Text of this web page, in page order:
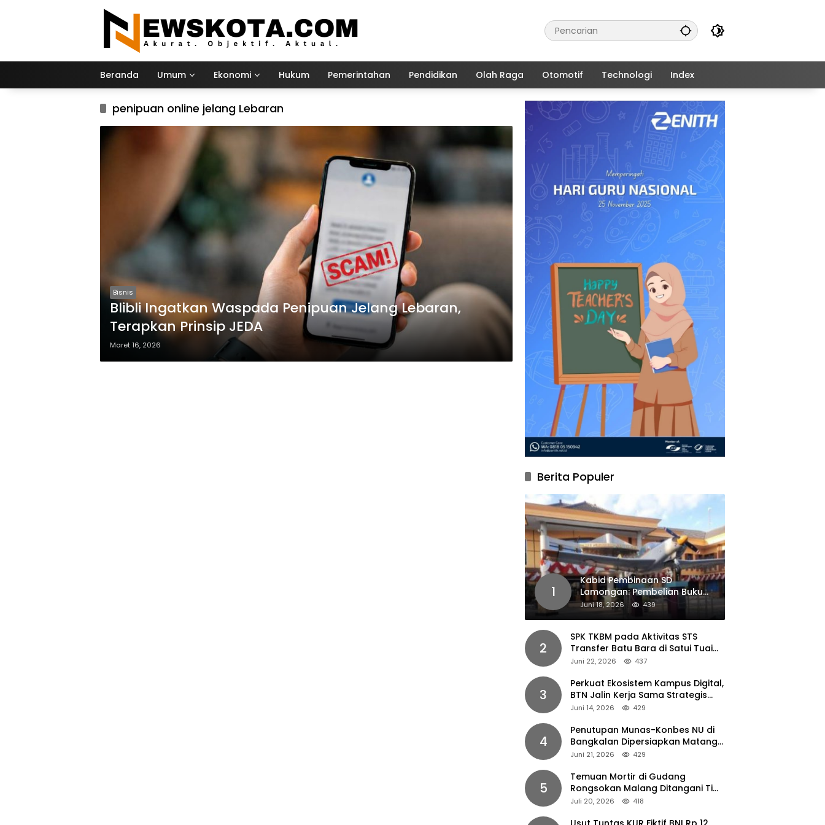
Beranda Umum Ekonomi Hukum Pemerintahan Pendidikan Olah Raga Otomotif Technologi Index
penipuan online jelang Lebaran
Bisnis
Blibli Ingatkan Waspada Penipuan Jelang Lebaran,
Terapkan Prinsip JEDA
Maret 16, 2026
Berita Populer
1
Kabid Pembinaan SD
Lamongan: Pembelian Buku
Pendamping Tidak Boleh
Dipaksakan
Juni 18, 2026 439
2
SPK TKBM pada Aktivitas STS
Transfer Batu Bara di Satui Tuai
Sorotan
Juni 22, 2026 437
3
Perkuat Ekosistem Kampus Digital,
BTN Jalin Kerja Sama Strategis
dengan UNAIR
Juni 14, 2026 429
4
Penutupan Munas-Konbes NU di
Bangkalan Dipersiapkan Matang,
Gus Ipul Turun Tangan
Juni 21, 2026 429
5
Temuan Mortir di Gudang
Rongsokan Malang Ditangani Tim
Gegana Polda Jatim
Juli 20, 2026 418